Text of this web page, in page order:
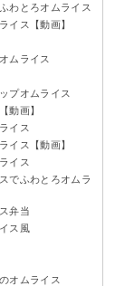
わとろオムライス
イス【動画】
ムライス
プオムライス
動画】
イス
イス【動画】
イス
でふわとろオムラ
弁当
ス風
オムライス